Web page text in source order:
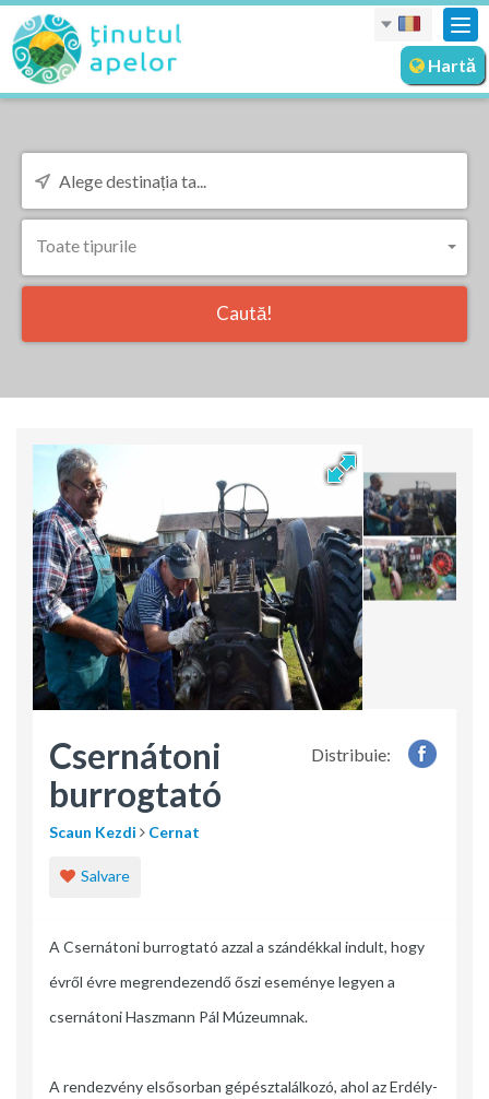
Hartă
Toate tipurile
Caută!
Distribuie:
Csernátoni
burrogtató
Scaun Kezdi Cernat
Salvare
A Csernátoni burrogtató azzal a szándékkal indult, hogy
évről évre megrendezendő őszi eseménye legyen a
csernátoni Haszmann Pál Múzeumnak.
A rendezvény elsősorban gépésztalálkozó, ahol az Erdély-